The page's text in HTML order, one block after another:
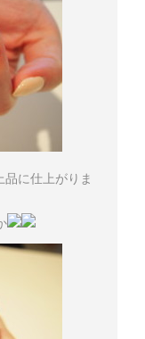
に仕上がりま